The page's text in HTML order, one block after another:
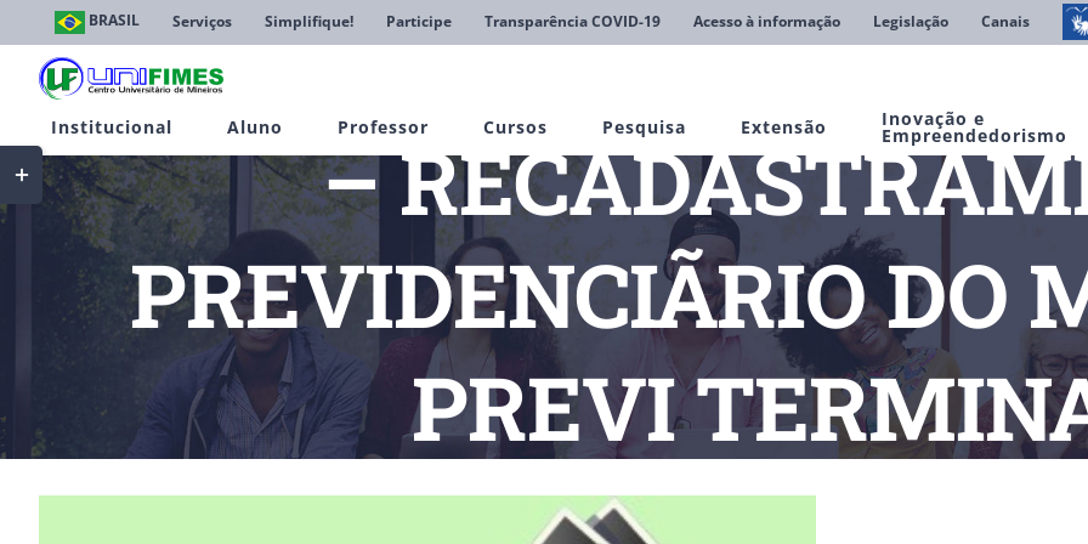
conteúdo
BRASIL Serviços Simplifique! Participe Transparência COVID-19 Acesso à informação Legislação Canais
Institucional Aluno Professor Cursos Pesquisa Extensão Inovação e
Empreendedorismo
–
PREVIDENCIÃRIO DO
PREVI
Toggle
Sliding
Bar